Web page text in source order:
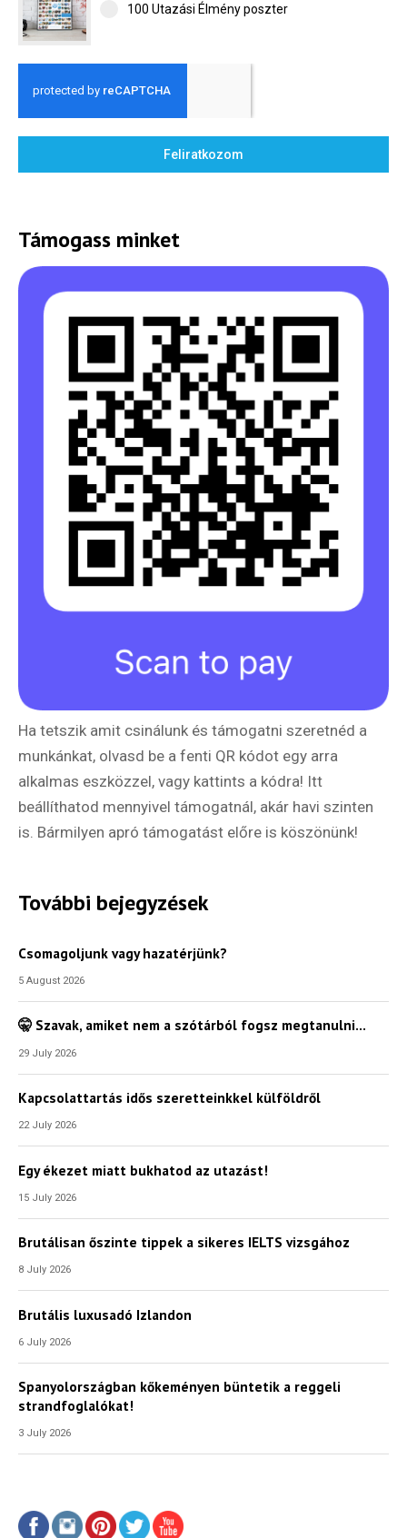
100 Utazási Élmény poszter
Feliratkozom
Támogass minket
Ha tetszik amit csinálunk és támogatni szeretnéd a
munkánkat, olvasd be a fenti QR kódot egy arra
alkalmas eszközzel, vagy kattints a kódra! Itt
beállíthatod mennyivel támogatnál, akár havi szinten
is. Bármilyen apró támogatást előre is köszönünk!
További bejegyzések
Csomagoljunk vagy hazatérjünk?
5 August 2026
🤫 Szavak, amiket nem a szótárból fogsz megtanulni…
29 July 2026
Kapcsolattartás idős szeretteinkkel külföldről
22 July 2026
Egy ékezet miatt bukhatod az utazást!
15 July 2026
Brutálisan őszinte tippek a sikeres IELTS vizsgához
8 July 2026
Brutális luxusadó Izlandon
6 July 2026
Spanyolországban kőkeményen büntetik a reggeli
strandfoglalókat!
3 July 2026